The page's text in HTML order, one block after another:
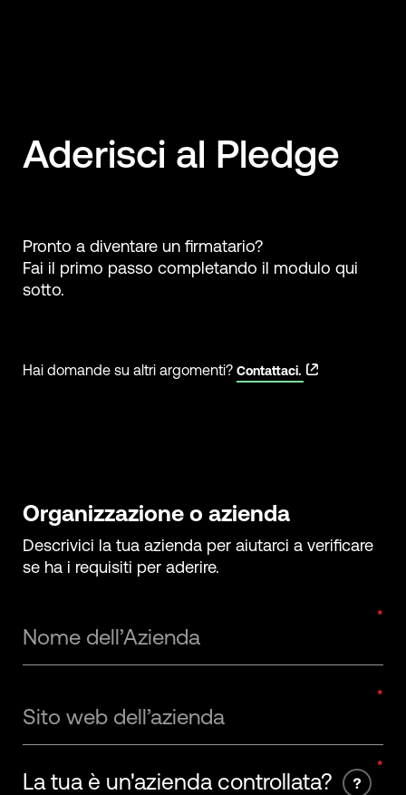
Aderisci al Pledge
Pronto a diventare un firmatario?
Fai il primo passo completando il modulo qui
sotto.
Hai domande su altri argomenti? Contattaci.
Organizzazione o azienda
Descrivici la tua azienda per aiutarci a verificare
se ha i requisiti per aderire.
Nome dell’Azienda
Sito web dell’azienda
La tua è un'azienda controllata?